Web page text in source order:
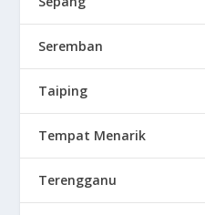
Seremban
Taiping
Tempat Menarik
Terengganu